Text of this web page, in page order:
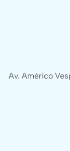
Av. Américo